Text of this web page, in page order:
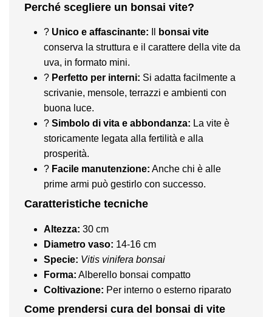
Perché scegliere un bonsai vite?
? Unico e affascinante:
bonsai vite
conserva la struttura e il carattere della vite da
uva, in formato mini.
? Perfetto per interni: Si adatta facilmente a
scrivanie, mensole, terrazzi e ambienti con
buona luce.
? Simbolo di vita e abbondanza: La vite è
storicamente legata alla fertilità e alla
prosperità.
? Facile manutenzione: Anche chi è alle
prime armi può gestirlo con successo.
Caratteristiche tecniche
Altezza: 30 cm
Diametro vaso: 14-16 cm
Specie: Vitis vinifera bonsai
Forma: Alberello bonsai compatto
Coltivazione: Per interno o esterno riparato
Come prendersi cura del bonsai di vite